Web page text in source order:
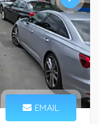
EMAIL